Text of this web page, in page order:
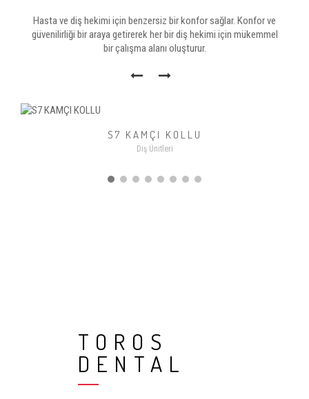
Hasta ve diş hekimi için benzersiz bir konfor sağlar. Konfor ve
güvenilirliği bir araya getirerek her bir diş hekimi için mükemmel
bir çalışma alanı oluşturur.
S7 KAMÇI KOLLU
Diş Ünitleri
TOROS
DENTAL